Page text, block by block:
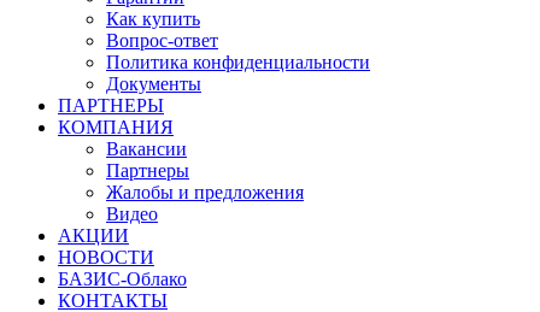
Как купить
Вопрос-ответ
Политика конфиденциальности
Документы
ПАРТНЕРЫ
КОМПАНИЯ
Вакансии
Партнеры
Жалобы и предложения
Видео
АКЦИИ
НОВОСТИ
БАЗИС-Облако
КОНТАКТЫ